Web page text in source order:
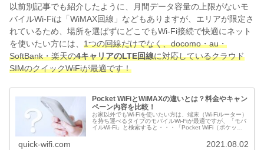
以前別記事でも紹介したように、月間データ容量の上限がないモ
バイルWi-Fiは「WiMAX回線」などもありますが、エリアが限定さ
れているため、場所を選ばずにどこでもWi-Fi接続で快適にネット
を使いたい方には、 1つの回線だけでなく、docomo・au・
SoftBank・楽天の4キャリアのLTE回線に対応しているクラウド
SIMのクイックWiFiが最適です！
Pocket WiFiとWiMAXの違いとは？料金やキャン
ペーン内容を比較！
お家以外でもWi-Fiを使いたい方は、端末（Wi-Fiルーター）
を持ち運べるタイプのモバイルWi-Fiが最適ですが、「モバ
イルWi-Fi」と検索すると・・・「Pocket WiFi（ポケット
quick-wifi.com 2021.08.02